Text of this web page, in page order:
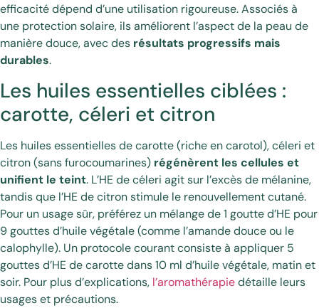
efficacité dépend d’une utilisation rigoureuse. Associés à
une protection solaire, ils améliorent l’aspect de la peau de
manière douce, avec des résultats progressifs mais
durables.
Les huiles essentielles ciblées :
carotte, céleri et citron
Les huiles essentielles de carotte (riche en carotol), céleri et
citron (sans furocoumarines) régénèrent les cellules et
unifient le teint. L’HE de céleri agit sur l’excès de mélanine,
tandis que l’HE de citron stimule le renouvellement cutané.
Pour un usage sûr, préférez un mélange de 1 goutte d’HE pour
9 gouttes d’huile végétale (comme l’amande douce ou le
calophylle). Un protocole courant consiste à appliquer 5
gouttes d’HE de carotte dans 10 ml d’huile végétale, matin et
soir. Pour plus d’explications, l’aromathérapiedétaille leurs
usages et précautions.